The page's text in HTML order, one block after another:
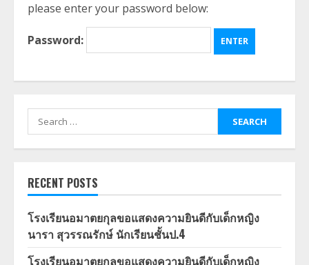
please enter your password below:
Password:
Search
for:
RECENT POSTS
โรงเรียนอมาตยกุลขอแสดงความยินดีกับเด็กหญิง
นารา สุวรรณรักษ์ นักเรียนชั้นป.4
โรงเรียนอมาตยกุลขอแสดงความยินดีกับเด็กหญิง